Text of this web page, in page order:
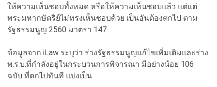
ให้ความเห็นชอบทั้งหมด หรือให้ความเห็นชอบแล้ว แต่แต่
พระมหากษัตริย์ไม่ทรงเห็นชอบด้วย เป็นอันต้องตกไป ตาม
รัฐธรรมนูญ 2560 มาตรา 147
ข้อมูลจาก iLaw ระบุว่า ร่างรัฐธรรมนูญแก้ไขเพิ่มเติมและร่าง
พ.ร.บ.ที่กำลังอยู่ในกระบวนการพิจารณา มีอย่างน้อย 106
ฉบับ ที่ตกไปทันที แบ่งเป็น